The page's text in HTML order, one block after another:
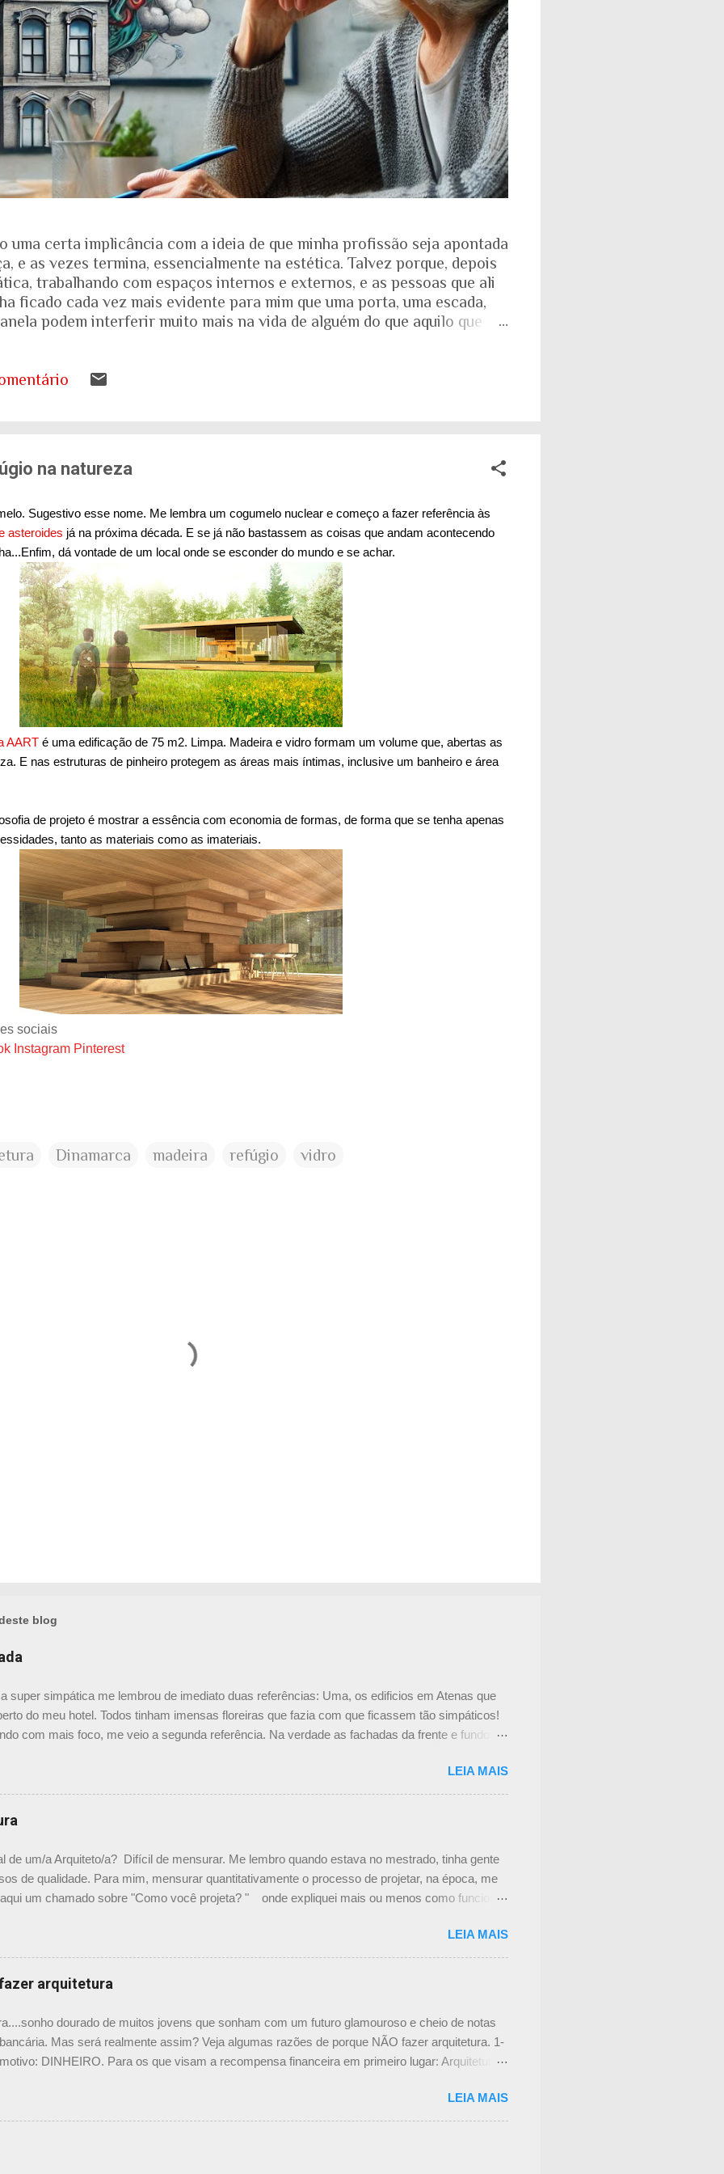
uma certa implicância com a ideia de que minha profissão seja apontada
e as vezes termina, essencialmente na estética. Talvez porque, depois
trabalhando com espaços internos e externos, e as pessoas que ali
ficado cada vez mais evidente para mim que uma porta, uma escada,
podem interferir muito mais na vida de alguém do que aquilo que
a desenhar nos livros de geografia já não representa o país que temos.
na natureza
Sugestivo esse nome. Me lembra um cogumelo nuclear e começo a fazer referência às
asteroides já na próxima década. E se já não bastassem as coisas que andam acontecendo
dá vontade de um local onde se esconder do mundo e se achar.
AART é uma edificação de 75 m2. Limpa. Madeira e vidro formam um volume que, abertas as
E nas estruturas de pinheiro protegem as áreas mais íntimas, inclusive um banheiro e área
de projeto é mostrar a essência com economia de formas, de forma que se tenha apenas
tanto as materiais como as imateriais.
sociais
Instagram Pinterest
Dinamarca madeira refúgio vidro
blog
super simpática me lembrou de imediato duas referências: Uma, os edificios em Atenas que
do meu hotel. Todos tinham imensas floreiras que fazia com que ficassem tão simpáticos!
com mais foco, me veio a segunda referência. Na verdade as fachadas da frente e fundos
a casa do colega Oscar Muller. Eu juro que tenho fotos no computador, mas não consegui
colocar aqui. A dele é uma casa de vila e, na parte dos fundos, tem uma cortina de metal
em geral trepadeiras, se mesclam e criam um efeito super interessante. Não achei mais
sobre esse projeto no site e não sei o autor do projeto e nem como é feita a manutenção das
é super bom. PS: O Elcio no comentário abaixo deixou o link com ...
LEIA MAIS
de um/a Arquiteto/a? Difícil de mensurar. Me lembro quando estava no mestrado, tinha gente
de qualidade. Para mim, mensurar quantitativamente o processo de projetar, na época, me
um chamado sobre "Como você projeta? " onde expliquei mais ou menos como funciona
a quantidade de material gerado por um projeto. Vamos passear por ele? Passo 1:
Esse passo é fundamental. Na minha experiência profissional já posso até dizer quando um
preciso empatia com o proprietário. Não, não se precisa pensar igual, nem quer dizer que
preciso uma cumplicidade e empatia para atingir um objetivo comum. E, fundamental, é a eta...
LEIA MAIS
arquitetura
dourado de muitos jovens que sonham com um futuro glamouroso e cheio de notas
Mas será realmente assim? Veja algumas razões de porque NÃO fazer arquitetura. 1-
DINHEIRO. Para os que visam a recompensa financeira em primeiro lugar: Arquitetura
da minoria. A grande maioria dos colegas arquitetos está ralando em seus escritórios ou em
alheios. E ainda faz bico no fim de semana. 2- Recompensa intelectual : Tudo bem, não vou
de dinheiro, mas vou ser reconhecido como uma pessoa criativa e maravilhosa que vive para
LEIA MAIS